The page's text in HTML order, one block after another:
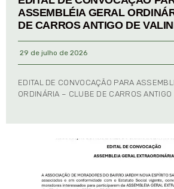
ASSEMBLÉIA GERAL
DE CARROS ANTIGO DE
29 de julho de 2026
EDITAL DE CONVOCAÇÃO PARA
ORDINÁRIA – CLUBE DE CARROS ANTIGO